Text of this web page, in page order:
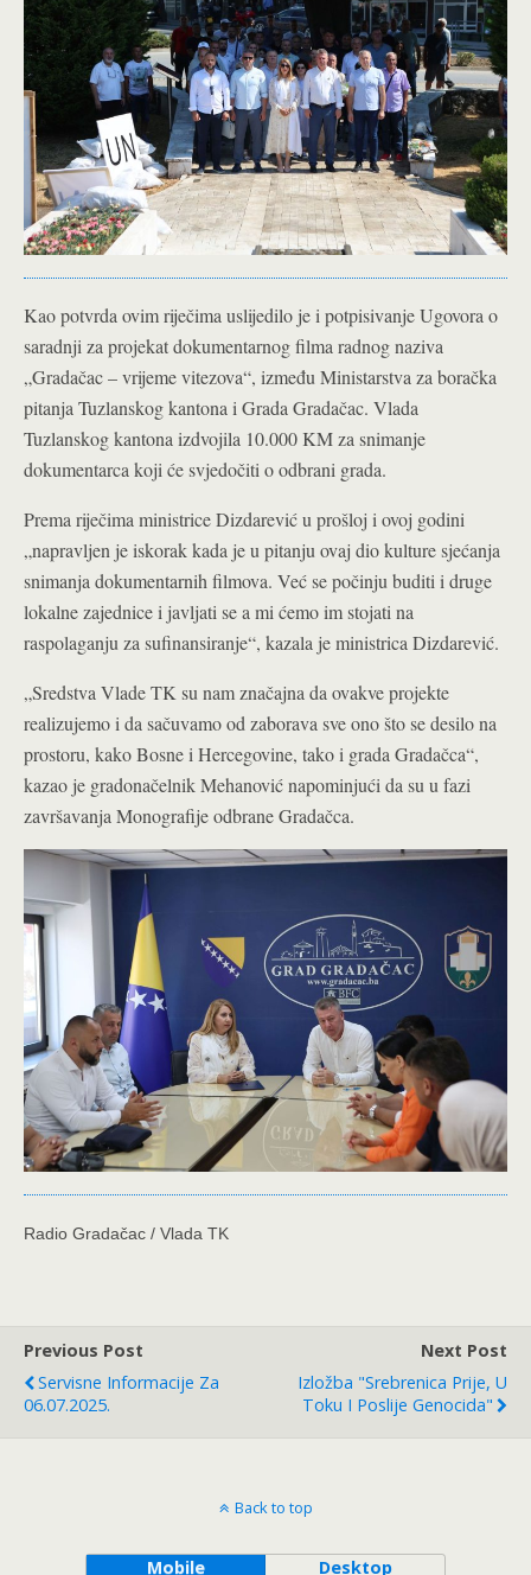
Kao potvrda ovim riječima uslijedilo je i potpisivanje Ugovora o
saradnji za projekat dokumentarnog filma radnog naziva
„Gradačac – vrijeme vitezova“, između Ministarstva za boračka
pitanja Tuzlanskog kantona i Grada Gradačac. Vlada
Tuzlanskog kantona izdvojila 10.000 KM za snimanje
dokumentarca koji će svjedočiti o odbrani grada.
Prema riječima ministrice Dizdarević u prošloj i ovoj godini
„napravljen je iskorak kada je u pitanju ovaj dio kulture sjećanja
snimanja dokumentarnih filmova. Već se počinju buditi i druge
lokalne zajednice i javljati se a mi ćemo im stojati na
raspolaganju za sufinansiranje“, kazala je ministrica Dizdarević.
„Sredstva Vlade TK su nam značajna da ovakve projekte
realizujemo i da sačuvamo od zaborava sve ono što se desilo na
prostoru, kako Bosne i Hercegovine, tako i grada Gradačca“,
kazao je gradonačelnik Mehanović napominjući da su u fazi
završavanja Monografije odbrane Gradačca.
Radio Gradačac / Vlada TK
Previous Post
Servisne Informacije Za
06.07.2025.
Next Post
Izložba "Srebrenica Prije, U
Toku I Poslije Genocida"
Back to top
Mobile Desktop